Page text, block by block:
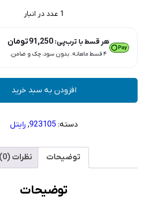
1 عدد در انبار
هر قسط با ترب‌پی: 91,250تومان
۴ قسط ماهانه. بدون سود، چک و ضامن.
سیم
رایتل
افزودن به سبد خرید
دسته: 923105
, رایتل
توضیحات نظرات (0)
توضیحات